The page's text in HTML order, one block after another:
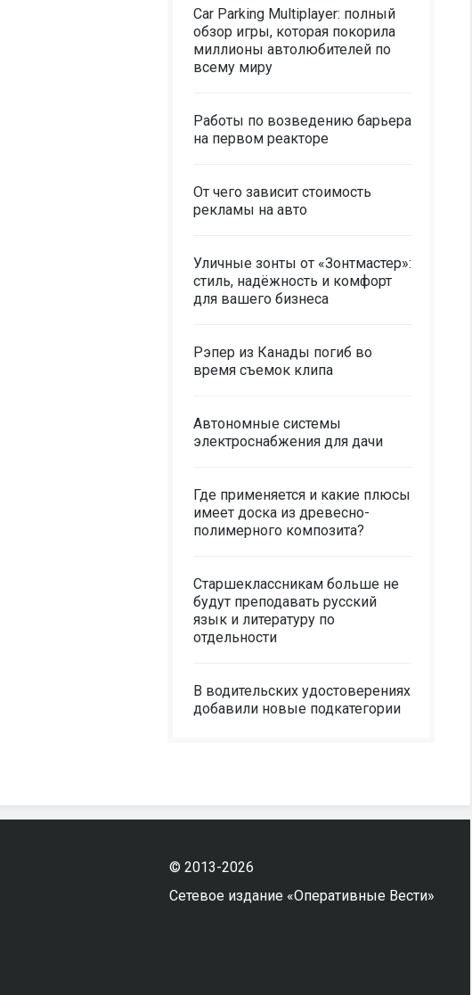
Car Parking Multiplayer: полный
обзор игры, которая покорила
миллионы автолюбителей по
всему миру
Работы по возведению барьера
на первом реакторе
От чего зависит стоимость
рекламы на авто
Уличные зонты от «Зонтмастер»:
стиль, надёжность и комфорт
для вашего бизнеса
Рэпер из Канады погиб во
время съемок клипа
Автономные системы
электроснабжения для дачи
Где применяется и какие плюсы
имеет доска из древесно-
полимерного композита?
Старшеклассникам больше не
будут преподавать русский
язык и литературу по
отдельности
В водительских удостоверениях
добавили новые подкатегории
© 2013-2026
Сетевое издание «Оперативные Вести»